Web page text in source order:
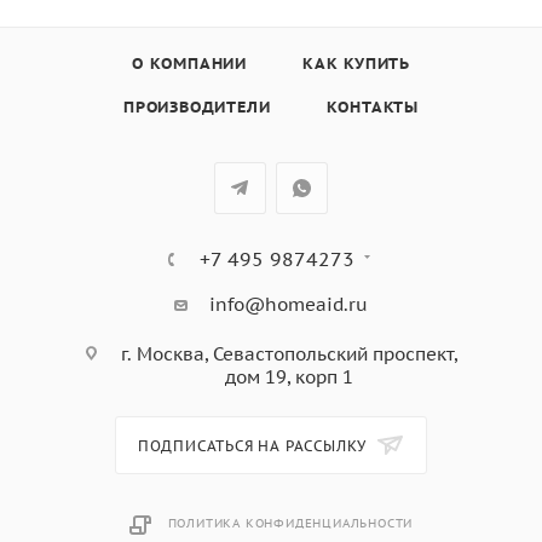
специальному контейнеру)
О КОМПАНИИ КАК КУПИТЬ
ПРОИЗВОДИТЕЛИ КОНТАКТЫ
+7 495 9874273
info@homeaid.ru
г. Москва, Севастопольский проспект,
дом 19, корп 1
ПОДПИСАТЬСЯ НА РАССЫЛКУ
ПОЛИТИКА КОНФИДЕНЦИАЛЬНОСТИ